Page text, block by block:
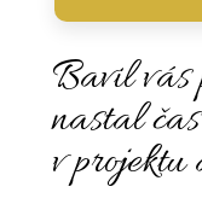
Bavil vás
nastal
v projektu